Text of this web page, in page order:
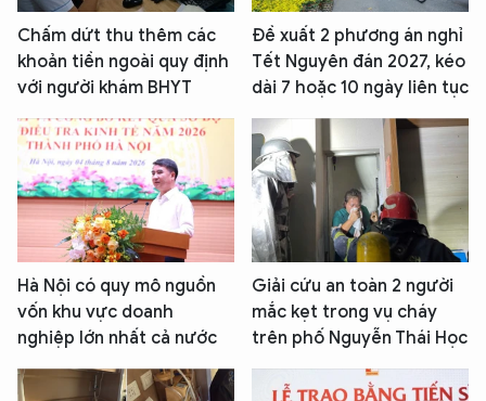
Chấm dứt thu thêm các
khoản tiền ngoài quy định
với người khám BHYT
Đề xuất 2 phương án nghỉ
Tết Nguyên đán 2027, kéo
dài 7 hoặc 10 ngày liên tục
Hà Nội có quy mô nguồn
vốn khu vực doanh
nghiệp lớn nhất cả nước
Giải cứu an toàn 2 người
mắc kẹt trong vụ cháy
trên phố Nguyễn Thái Học